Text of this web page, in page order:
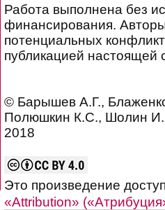
Работа выполнена без
финансирования.
потенциальных
публикацией настоящей
© Барышев А.Г.,
Полюшкин К.С., Шолин
2018
Это произведение
«Attribution»